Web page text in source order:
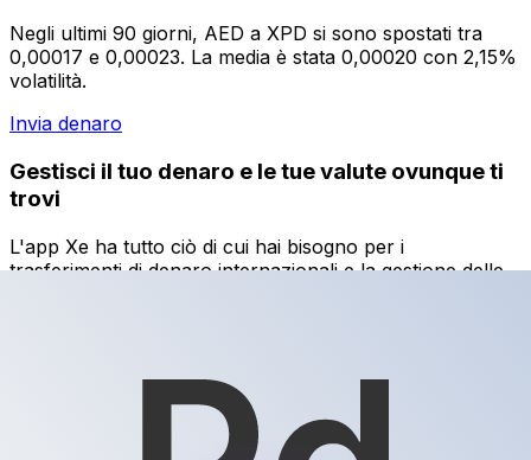
Negli ultimi 90 giorni, AED a XPD si sono spostati tra
0,00017 e 0,00023. La media è stata 0,00020 con 2,15%
volatilità.
Invia denaro
Gestisci il tuo denaro e le tue valute ovunque ti
trovi
L'app Xe ha tutto ciò di cui hai bisogno per i
trasferimenti di denaro internazionali e la gestione delle